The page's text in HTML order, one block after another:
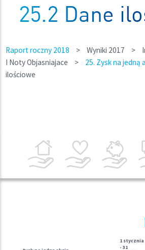
25.2 Dane
Raport roczny 2018 > Wyniki 2017 >
I Noty Objasniajace
> 25. Zysk na jedną
ilościowe
1 stycznia
-31